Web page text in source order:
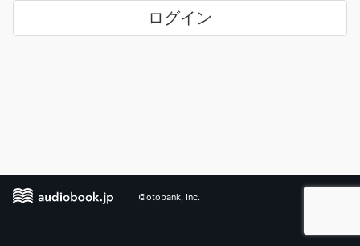
ログイン
©otobank, Inc.